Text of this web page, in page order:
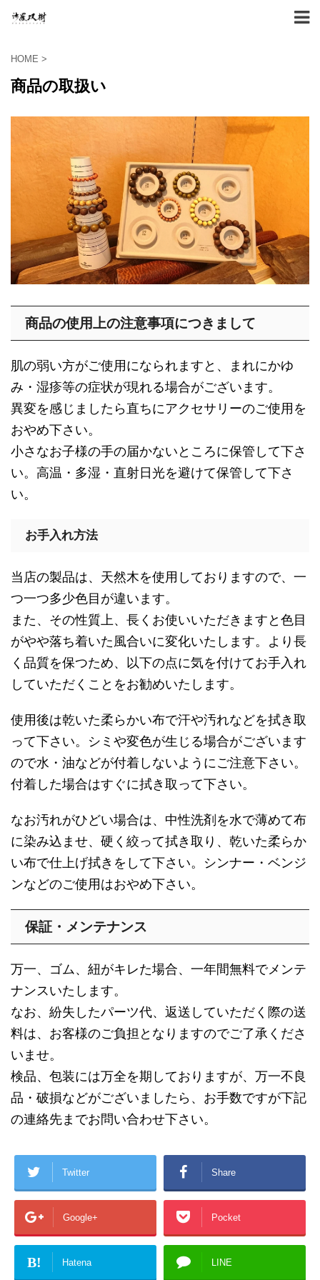
HOME >
商品の取扱い
商品の使用上の注意事項につきまして
肌の弱い方がご使用になられますと、まれにかゆ
み・湿疹等の症状が現れる場合がございます。
異変を感じましたら直ちにアクセサリーのご使用を
おやめ下さい。
小さなお子様の手の届かないところに保管して下さ
い。高温・多湿・直射日光を避けて保管して下さ
い。
お手入れ方法
当店の製品は、天然木を使用しておりますので、一
つ一つ多少色目が違います。
また、その性質上、長くお使いいただきますと色目
がやや落ち着いた風合いに変化いたします。より長
く品質を保つため、以下の点に気を付けてお手入れ
していただくことをお勧めいたします。
使用後は乾いた柔らかい布で汗や汚れなどを拭き取
って下さい。シミや変色が生じる場合がございます
ので水・油などが付着しないようにご注意下さい。
付着した場合はすぐに拭き取って下さい。
なお汚れがひどい場合は、中性洗剤を水で薄めて布
に染み込ませ、硬く絞って拭き取り、乾いた柔らか
い布で仕上げ拭きをして下さい。シンナー・ベンジ
ンなどのご使用はおやめ下さい。
保証・メンテナンス
万一、ゴム、紐がキレた場合、一年間無料でメンテ
ナンスいたします。
なお、紛失したパーツ代、返送していただく際の送
料は、お客様のご負担となりますのでご了承くださ
いませ。
検品、包装には万全を期しておりますが、万一不良
品・破損などがございましたら、お手数ですが下記
の連絡先までお問い合わせ下さい。
Twitter Share
Google+ Pocket
B! Hatena LINE